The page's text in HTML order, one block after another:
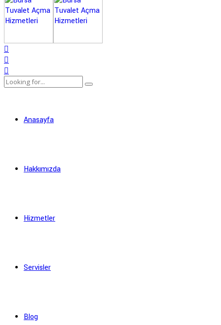
Anasayfa
Hakkımızda
Hizmetler
Servisler
Blog